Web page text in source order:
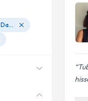
Beslenme Psikolojisi ve Davranışsal Değişim